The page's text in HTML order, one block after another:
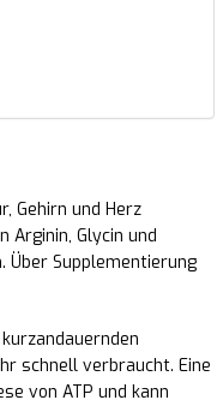
Gehirn und Herz
Glycin und
Über Supplementierung
schnell verbraucht. Eine
von ATP und kann